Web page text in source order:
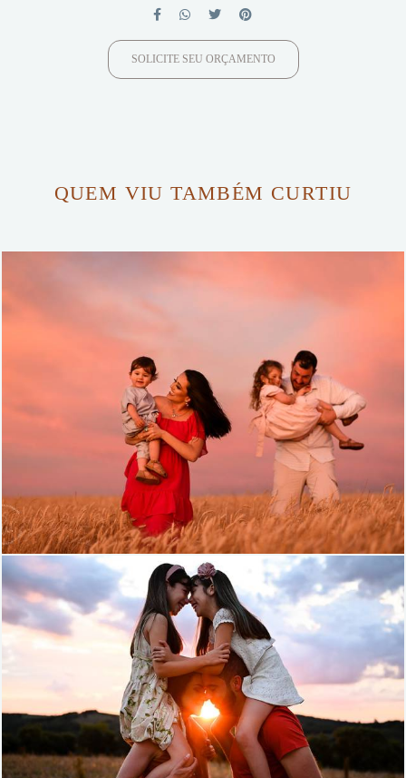
SOLICITE SEU ORÇAMENTO
QUEM VIU TAMBÉM CURTIU
1117 119